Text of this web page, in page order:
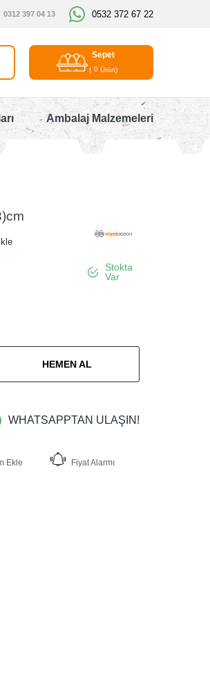
0312 397 04 13 0532 372 67 22
Sepet
( 0 Ürün)
Ambalaj Malzemeleri
Stokta
Var
HEMEN AL
WHATSAPPTAN ULAŞIN!
Ekle Fiyat Alarmı